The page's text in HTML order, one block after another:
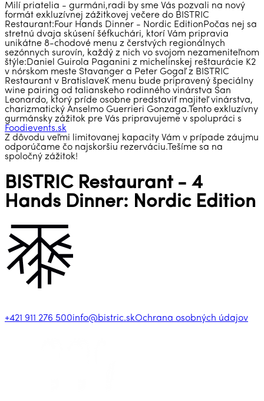
Milí priatelia - gurmáni,radi by sme Vás pozvali na nový
formát exkluzívnej zážitkovej večere do BISTRIC
Restaurant:Four Hands Dinner - Nordic EditionPočas nej sa
stretnú dvaja skúsení šéfkuchári, ktorí Vám pripravia
unikátne 8-chodové menu z čerstvých regionálnych
sezónnych surovín, každý z nich vo svojom nezameniteľnom
štýle:Daniel Guirola Paganini z michelinskej reštaurácie K2
v nórskom meste Stavanger a Peter Gogaľ z BISTRIC
Restaurant v BratislaveK menu bude pripravený špeciálny
wine pairing od talianskeho rodinného vinárstva San
Leonardo, ktorý príde osobne predstaviť majiteľ vinárstva,
charizmatický Anselmo Guerrieri Gonzaga.Tento exkluzívny
gurmánsky zážitok pre Vás pripravujeme v spolupráci s
Foodievents.sk
Z dôvodu veľmi limitovanej kapacity Vám v prípade záujmu
odporúčame čo najskoršiu rezerváciu.Tešíme sa na
spoločný zážitok!
BISTRIC Restaurant - 4
Hands Dinner: Nordic Edition
+421 911 276 500info@bistric.skOchrana osobných údajov